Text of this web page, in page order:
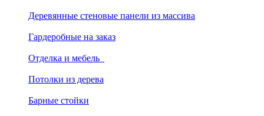
Деревянные стеновые панели из массива
Гардеробные на заказ
Отделка и мебель
Потолки из дерева
Барные стойки